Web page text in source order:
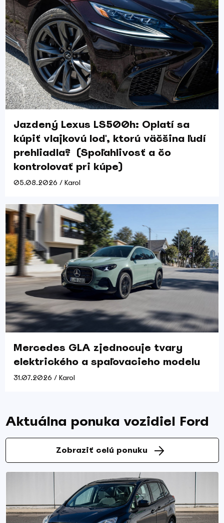
Jazdený Lexus LS500h: Oplatí sa
kúpiť vlajkovú loď, ktorú väčšina ľudí
prehliadla? (Spoľahlivosť a čo
kontrolovať pri kúpe)
05.08.2026 / Karol
Mercedes GLA zjednocuje tvary
elektrického a spaľovacieho modelu
31.07.2026 / Karol
Aktuálna ponuka vozidiel Ford
Zobraziť celú ponuku